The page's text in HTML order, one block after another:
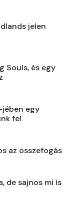
jelen
Souls, és egy
jében egy
fel
az összefogás
de sajnos mi is